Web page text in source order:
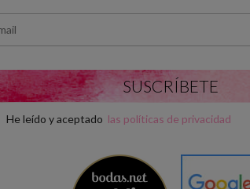
He leído y aceptado las políticas de privacidad